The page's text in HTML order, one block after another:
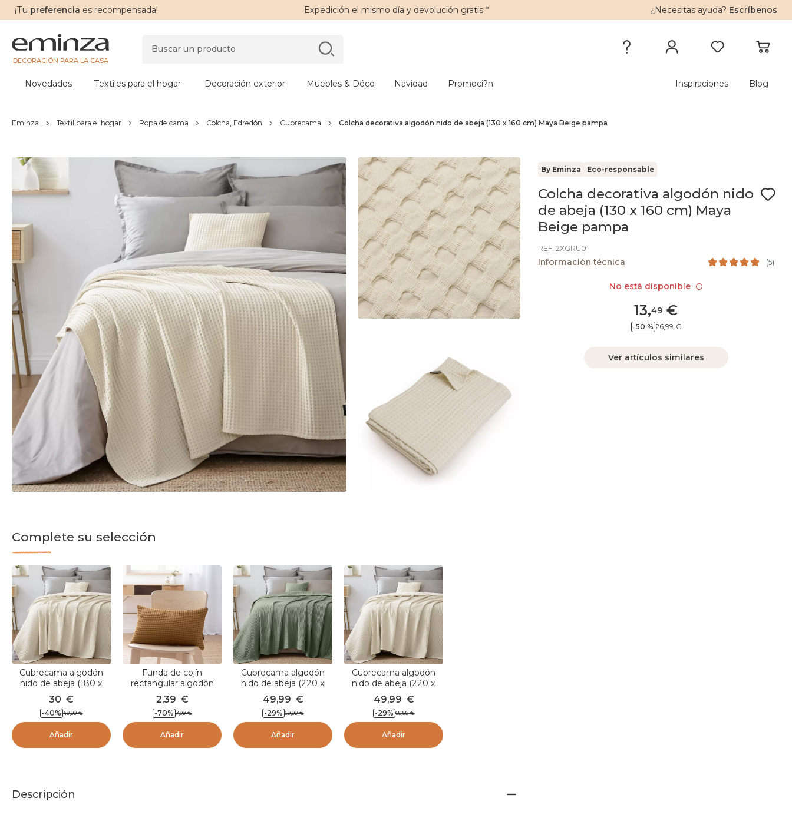
¡Tu preferencia es recompensada! Expedición el mismo día y devolución gratis* ¿Necesitas ayuda? Escríbenos
DECORACIÓN PARA LA CASA
Novedades Textiles para el hogar Decoración exterior Muebles & Déco Navidad Promoci?n Inspiraciones Blog
Eminza Textil para el hogar Ropa de cama Colcha, Edredón Cubrecama Colcha decorativa algodón nido de abeja (130 x 160 cm) Maya Beige pampa
By Eminza Eco-responsable
Colcha decorativa algodón nido
de abeja (130 x 160 cm) Maya
Beige pampa
REF. 2XGRU01
Información técnica (5)
13,49 €
-50 % 26,99 €
Ver artículos similares
Complete su selección
Cubrecama algodón
nido de abeja (180 x
220 cm) Maya Beige
pampa
30 €
-40% 49,99 €
Añadir
Funda de cojín
rectangular algodón
nido de abeja (30 x 50
cm) Maya Camel
2,39 €
-70% 7,99 €
Añadir
Cubrecama algodón
nido de abeja (220 x
250 cm) Maya Verde
romero
49,99 €
-29% 69,99 €
Añadir
Cubrecama algodón
nido de abeja (220 x
250 cm) Maya Beige
pampa
49,99 €
-29% 69,99 €
Añadir
Descripción